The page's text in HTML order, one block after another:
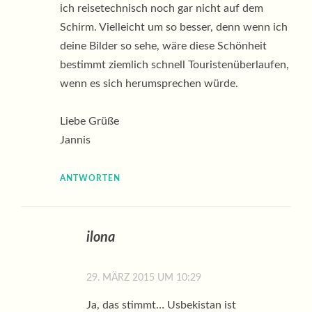
ich reisetechnisch noch gar nicht auf dem
Schirm. Vielleicht um so besser, denn wenn ich
deine Bilder so sehe, wäre diese Schönheit
bestimmt ziemlich schnell Touristenüberlaufen,
wenn es sich herumsprechen würde.
Liebe Grüße
Jannis
ANTWORTEN
ilona
29. MÄRZ 2015 UM 10:29
Ja, das stimmt… Usbekistan ist